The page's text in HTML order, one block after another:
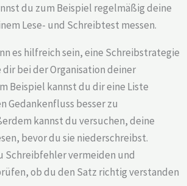
du zum Beispiel regelmäßig deine
Lese- und Schreibtest messen.
es hilfreich sein, eine Schreibstrategie
bei der Organisation deiner
Beispiel kannst du dir eine Liste
Gedankenfluss besser zu
kannst du versuchen, deine
bevor du sie niederschreibst.
Schreibfehler vermeiden und
ob du den Satz richtig verstanden